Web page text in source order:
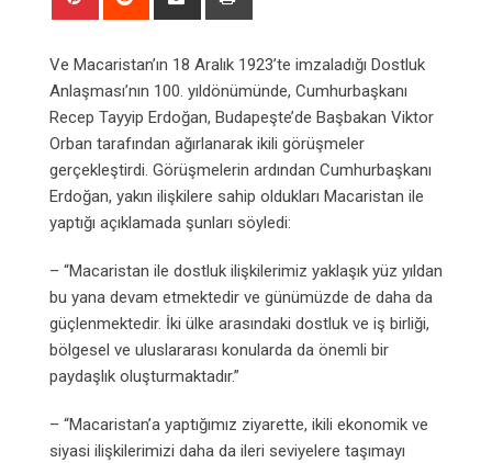
Ve Macaristan’ın 18 Aralık 1923’te imzaladığı Dostluk
Anlaşması’nın 100. yıldönümünde, Cumhurbaşkanı
Recep Tayyip Erdoğan, Budapeşte’de Başbakan Viktor
Orban tarafından ağırlanarak ikili görüşmeler
gerçekleştirdi. Görüşmelerin ardından Cumhurbaşkanı
Erdoğan, yakın ilişkilere sahip oldukları Macaristan ile
yaptığı açıklamada şunları söyledi:
– “Macaristan ile dostluk ilişkilerimiz yaklaşık yüz yıldan
bu yana devam etmektedir ve günümüzde de daha da
güçlenmektedir. İki ülke arasındaki dostluk ve iş birliği,
bölgesel ve uluslararası konularda da önemli bir
paydaşlık oluşturmaktadır.”
– “Macaristan’a yaptığımız ziyarette, ikili ekonomik ve
siyasi ilişkilerimizi daha da ileri seviyelere taşımayı